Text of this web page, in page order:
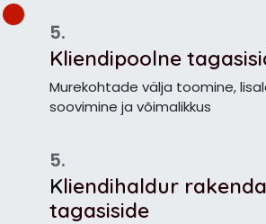
5.
Kliendipoolne
Murekohtade välja toomine,
soovimine ja võimalikkus
5.
Kliendihaldur
tagasiside